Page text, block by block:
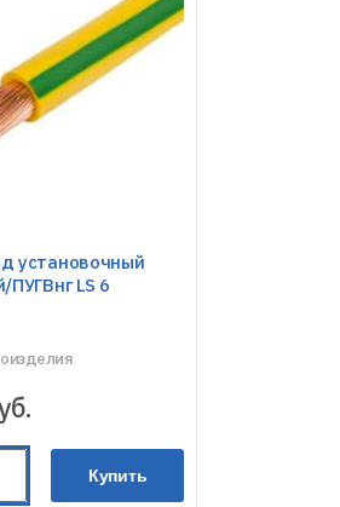
установочный
ПУГВнг LS 6
Купить